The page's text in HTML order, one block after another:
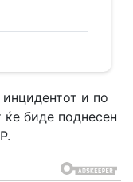
и по
биде поднесен